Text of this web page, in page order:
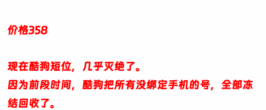
价格358
现在酷狗短位，几乎灭绝了。
因为前段时间，酷狗把所有没绑定手机的号，全部冻
结回收了。